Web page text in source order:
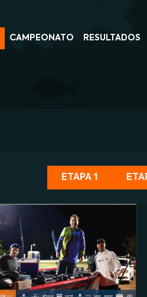
CAMPEONATO RESULTADOS
ETAPA 1